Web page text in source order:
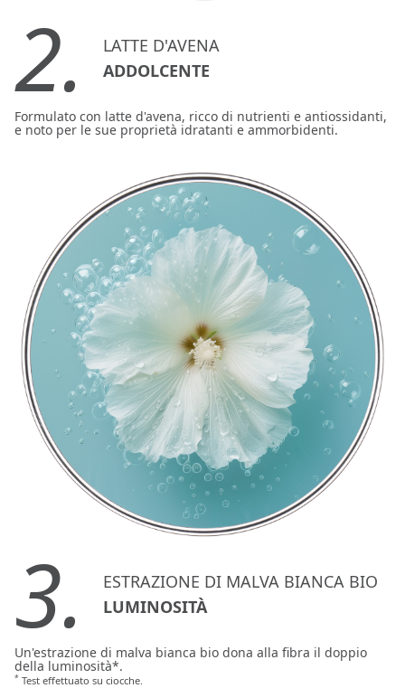
2.
LATTE D'AVENA
ADDOLCENTE
Formulato con latte d'avena, ricco di nutrienti e antiossidanti,
e noto per le sue proprietà idratanti e ammorbidenti.
3.
ESTRAZIONE DI MALVA BIANCA BIO
LUMINOSITÀ
Un'estrazione di malva bianca bio dona alla fibra il doppio
della luminosità*.
* Test effettuato su ciocche.